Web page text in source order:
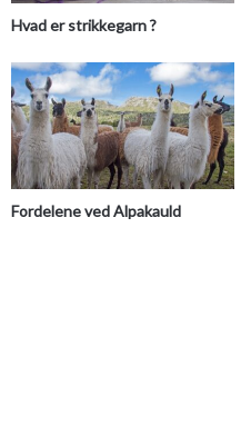
Hvad er strikkegarn ?
Fordelene ved Alpakauld